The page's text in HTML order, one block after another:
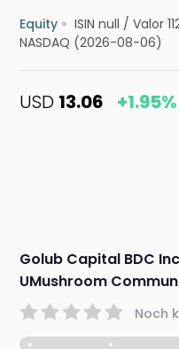
Equity ISIN null /Valor
NASDAQ (2026-08-06)
USD 13.06 +1.95%
Golub Capital BDC Inc
UMushroom
Noch